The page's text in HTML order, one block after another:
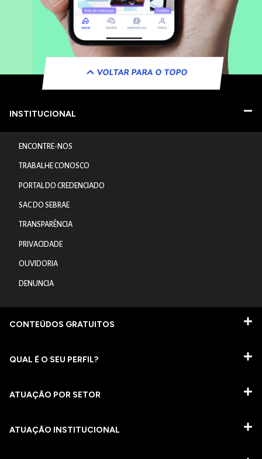
VOLTAR PARA O TOPO
INSTITUCIONAL
ENCONTRE-NOS
TRABALHE CONOSCO
PORTAL DO CREDENCIADO
SAC DO SEBRAE
TRANSPARÊNCIA
PRIVACIDADE
OUVIDORIA
DENUNCIA
CONTEÚDOS GRATUITOS
QUAL É O SEU PERFIL?
ATUAÇÃO POR SETOR
ATUAÇÃO INSTITUCIONAL